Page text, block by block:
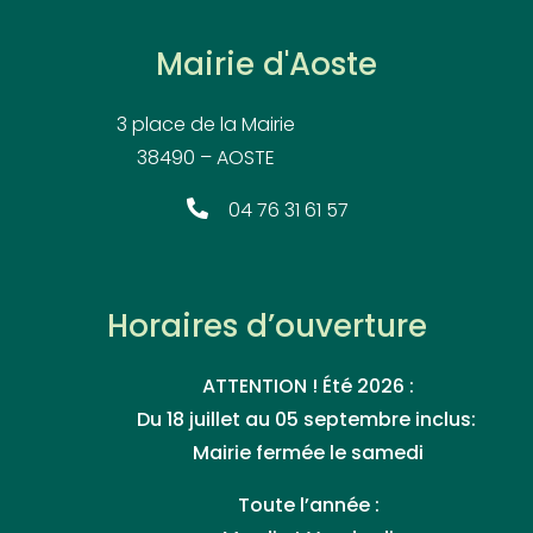
Mairie d'Aoste
3 place de la Mairie
38490 – AOSTE
04 76 31 61 57
Horaires d’ouverture
ATTENTION ! Été 2026 :
Du 18 juillet au 05 septembre inclus:
Mairie fermée le samedi
Toute l’année :